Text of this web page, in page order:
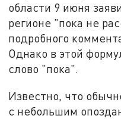
области 9 июня
регионе "пока не
подробного
Однако в этой
слово "пока".
Известно, что
с небольшим